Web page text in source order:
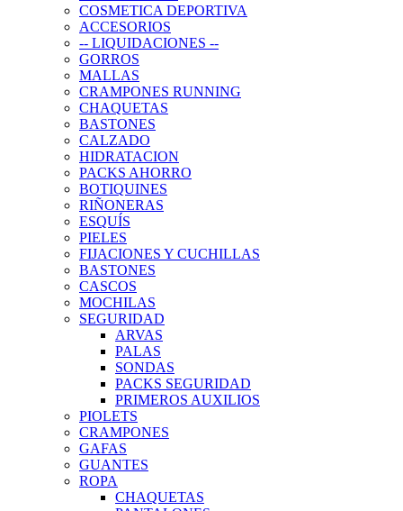
COSMETICA DEPORTIVA
ACCESORIOS
-- LIQUIDACIONES --
GORROS
MALLAS
CRAMPONES RUNNING
CHAQUETAS
BASTONES
CALZADO
HIDRATACION
PACKS AHORRO
BOTIQUINES
RIÑONERAS
ESQUÍS
PIELES
FIJACIONES Y CUCHILLAS
BASTONES
CASCOS
MOCHILAS
SEGURIDAD
ARVAS
PALAS
SONDAS
PACKS SEGURIDAD
PRIMEROS AUXILIOS
PIOLETS
CRAMPONES
GAFAS
GUANTES
ROPA
CHAQUETAS